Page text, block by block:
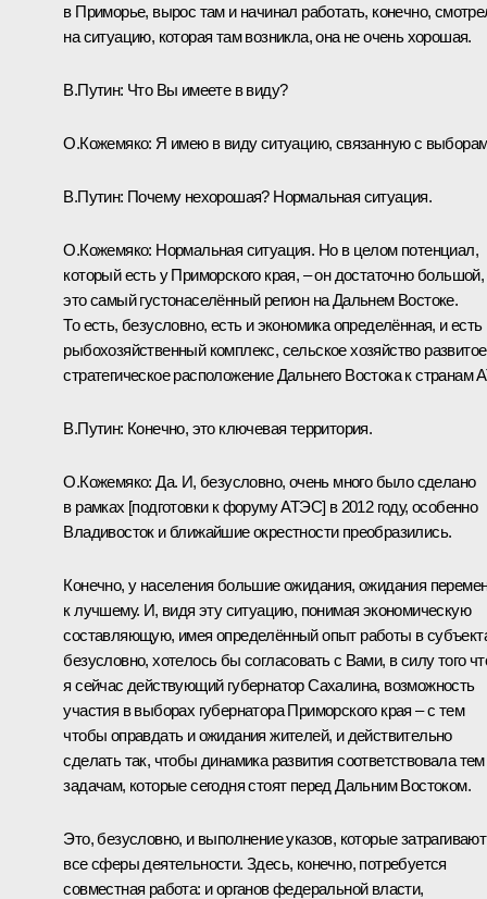
в Приморье, вырос там и начинал работать, конечно,
на ситуацию, которая там возникла, она не очень хорошая.
В.Путин: Что Вы имеете в виду?
О.Кожемяко: Я имею в виду ситуацию, связанную с
В.Путин: Почему нехорошая? Нормальная ситуация.
О.Кожемяко: Нормальная ситуация. Но в целом потенциал,
который есть у Приморского края, – он достаточно большой,
это самый густонаселённый регион на Дальнем Востоке.
То есть, безусловно, есть и экономика определённая, и есть
рыбохозяйственный комплекс, сельское хозяйство
стратегическое расположение Дальнего Востока к странам
В.Путин: Конечно, это ключевая территория.
О.Кожемяко: Да. И, безусловно, очень много было сделано
в рамках [подготовки к форуму АТЭС] в 2012 году, особенно
Владивосток и ближайшие окрестности преобразились.
Конечно, у населения большие ожидания, ожидания
к лучшему. И, видя эту ситуацию, понимая экономическую
составляющую, имея определённый опыт работы в
безусловно, хотелось бы согласовать с Вами, в силу того
я сейчас действующий губернатор Сахалина, возможность
участия в выборах губернатора Приморского края – с тем
чтобы оправдать и ожидания жителей, и действительно
сделать так, чтобы динамика развития соответствовала тем
задачам, которые сегодня стоят перед Дальним Востоком.
Это, безусловно, и выполнение указов, которые затрагивают
все сферы деятельности. Здесь, конечно, потребуется
совместная работа: и органов федеральной власти,